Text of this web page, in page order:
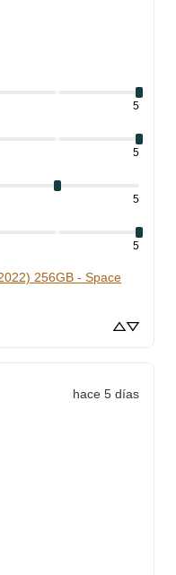
5
5
5
5
256GB - Space
hace 5 días